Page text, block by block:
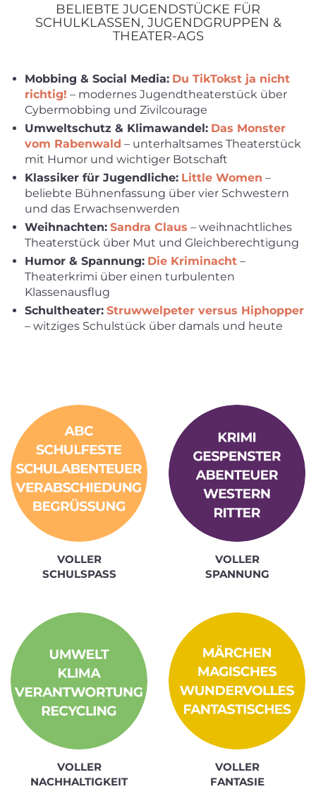
BELIEBTE JUGENDSTÜCKE FÜR
SCHULKLASSEN, JUGENDGRUPPEN &
THEATER-AGS
Mobbing & Social Media: Du TikTokst ja nicht
richtig! – modernes Jugendtheaterstück über
Cybermobbing und Zivilcourage
Umweltschutz & Klimawandel: Das Monster
vom Rabenwald – unterhaltsames Theaterstück
mit Humor und wichtiger Botschaft
Klassiker für Jugendliche: Little Women –
beliebte Bühnenfassung über vier Schwestern
und das Erwachsenwerden
Weihnachten: Sandra Claus – weihnachtliches
Theaterstück über Mut und Gleichberechtigung
Humor & Spannung: Die Kriminacht –
Theaterkrimi über einen turbulenten
Klassenausflug
Schultheater: Struwwelpeter versus Hiphopper
– witziges Schulstück über damals und heute
VOLLER
SCHULSPASS
VOLLER
SPANNUNG
VOLLER
NACHHALTIGKEIT
VOLLER
FANTASIE